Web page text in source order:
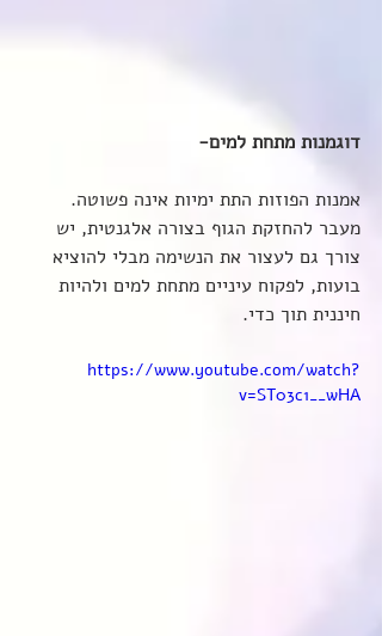
דוגמנות מתחת למים-
אמנות הפוזות התת ימיות אינה פשוטה.
מעבר להחזקת הגוף בצורה אלגנטית, יש
צורך גם לעצור את הנשימה מבלי להוציא
בועות, לפקוח עיניים מתחת למים ולהיות
חיננית תוך כדי.
https://www.youtube.com/watch?
v=ST03c1__wHA